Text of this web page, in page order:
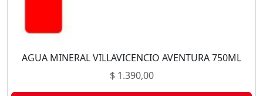
AGUA MINERAL VILLAVICENCIO AVENTURA 750ML
$1.390,00